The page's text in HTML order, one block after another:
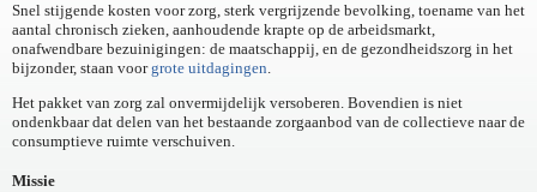
Snel stijgende kosten voor zorg, sterk vergrijzende bevolking, toename van het
aantal chronisch zieken, aanhoudende krapte op de arbeidsmarkt,
onafwendbare bezuinigingen: de maatschappij, en de gezondheidszorg in het
bijzonder, staan voorgrote uitdagingen.
Het pakket van zorg zal onvermijdelijk versoberen. Bovendien is niet
ondenkbaar dat delen van het bestaande zorgaanbod van de collectieve naar de
consumptieve ruimte verschuiven.
Missie